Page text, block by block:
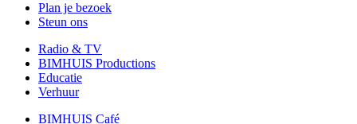
Plan je bezoek
Steun ons
Radio & TV
BIMHUIS Productions
Educatie
Verhuur
BIMHUIS Café